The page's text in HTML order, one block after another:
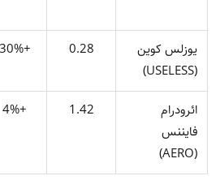
یوزلس کوین
(USELESS)
0.28
+30%
ائرودرام
فایننس
(AERO)
1.42
+4%